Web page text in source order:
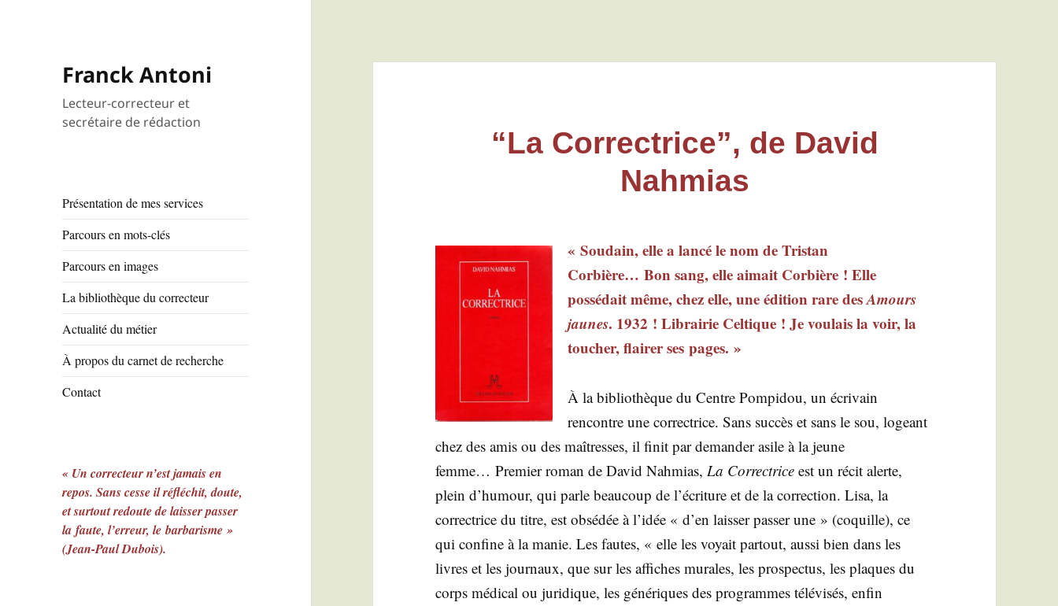
Franck Antoni
Lecteur-correcteur et
secrétaire de rédaction
Présentation de mes services
Parcours en mots-clés
Parcours en images
La bibliothèque du correcteur
Actualité du métier
À propos du carnet de recherche
Contact
« Un correcteur n’est jamais en
repos. Sans cesse il réfléchit, doute,
et surtout redoute de laisser passer
la faute, l’erreur, le barbarisme »
(Jean-Paul Dubois).
“La Correctrice”, de David
Nahmias
« Sou­dain, elle a lan­cé le nom de Tris­tan
Cor­bière… Bon sang, elle aimait Cor­bière ! Elle
pos­sé­dait même, chez elle, une édi­tion rare desAmours
jaunes. 1932 ! Librai­rie Cel­tique ! Je vou­lais la voir, la
tou­cher, flai­rer ses pages. »
À la biblio­thèque du Centre Pom­pi­dou, un écri­vain
ren­contre une cor­rec­trice. Sans suc­cès et sans le sou, logeant
chez des amis ou des maî­tresses, il finit par deman­der asile à la jeune
femme… Pre­mier roman de David Nah­mias,La Cor­rec­trice est un récit alerte,
plein d’humour, qui parle beau­coup de l’écriture et de la cor­rec­tion. Lisa, la
cor­rec­trice du titre, est obsé­dée à l’idée « d’en lais­ser pas­ser une » (coquille), ce
qui confine à la manie. Les fautes, « elle les voyait par­tout, aus­si bien dans les
livres et les jour­naux, que sur les affiches murales, les pros­pec­tus, les plaques du
corps médi­cal ou juri­dique, les géné­riques des pro­grammes télé­vi­sés, enfin